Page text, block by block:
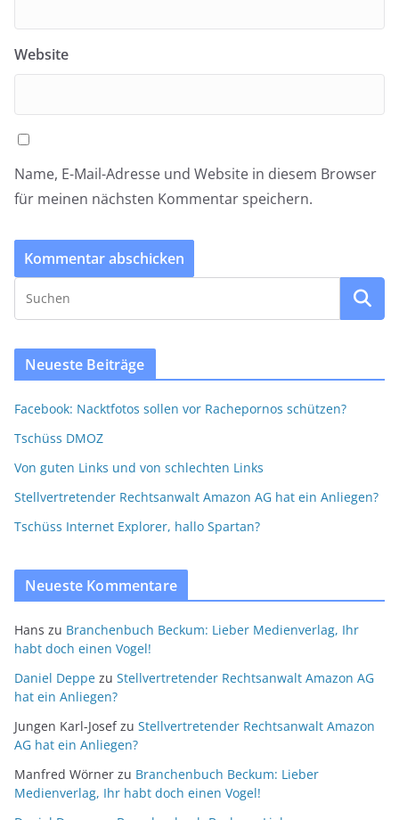
Website
Name, E-Mail-Adresse und Website in diesem Browser
für meinen nächsten Kommentar speichern.
Neueste Beiträge
Facebook: Nacktfotos sollen vor Rachepornos schützen?
Tschüss DMOZ
Von guten Links und von schlechten Links
Stellvertretender Rechtsanwalt Amazon AG hat ein Anliegen?
Tschüss Internet Explorer, hallo Spartan?
Neueste Kommentare
Hans zu Branchenbuch Beckum: Lieber Medienverlag, Ihr
habt doch einen Vogel!
Daniel Deppe zu Stellvertretender Rechtsanwalt Amazon AG
hat ein Anliegen?
Jungen Karl-Josefzu Stellvertretender Rechtsanwalt Amazon
AG hat ein Anliegen?
Manfred Wörner zu Branchenbuch Beckum: Lieber
Medienverlag, Ihr habt doch einen Vogel!